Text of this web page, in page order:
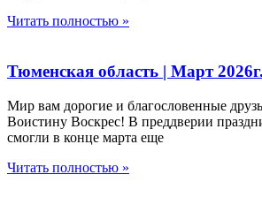
Читать полностью »
Тюменская область | Март 2026г.
Мир вам дорогие и благословенные
Воистину Воскрес! В преддверии
смогли в конце марта еще
Читать полностью »